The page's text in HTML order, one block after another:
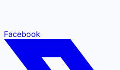
Facebook